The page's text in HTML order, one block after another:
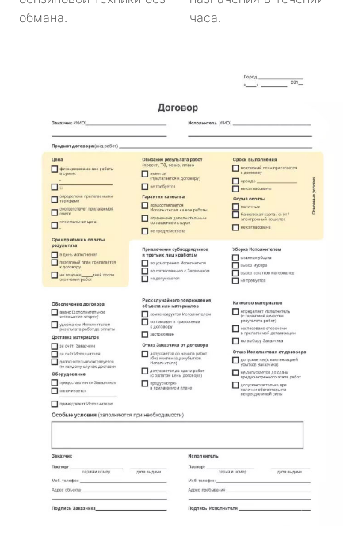
обмана.
часа.